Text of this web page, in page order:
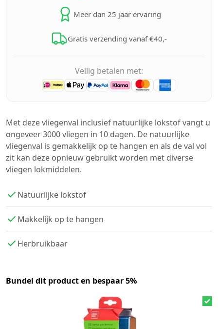
Meer dan 25 jaar ervaring
Gratis verzending vanaf €40,-
Veilig betalen met:
Met deze vliegenval inclusief natuurlijke lokstof vangt u
ongeveer 3000 vliegen in 10 dagen. De natuurlijke
vliegenval is gemakkelijk op te hangen en als de val vol
zit kan deze opnieuw gebruikt worden met diverse
vliegen lokmiddelen.
Natuurlijke lokstof
Makkelijk op te hangen
Herbruikbaar
Bundel dit product en bespaar 5%